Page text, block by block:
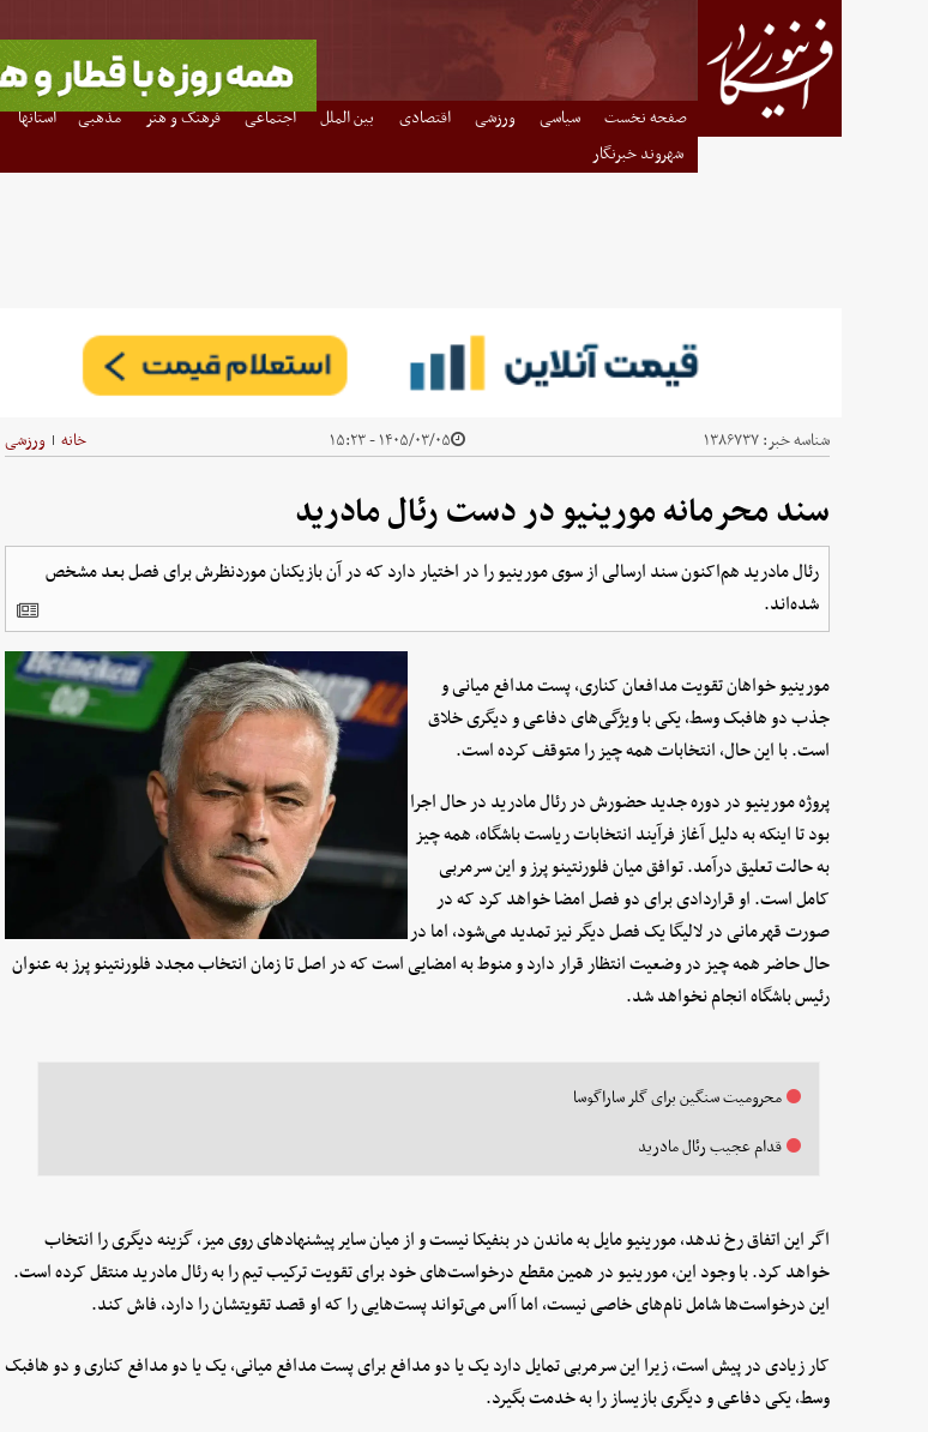
صفحه نخست سیاسی ورزشی اقتصادی بین الملل اجتماعی فرهنگ و هنر مذهبی استانها
شهروند خبرنگار
شناسه خبر:۱۳۸۶۷۳۷ ۱۴۰۵/۰۳/۰۵ - ۱۵:۲۳ خانه | ورزشی
سند محرمانه مورینیو در دست رئال مادرید
رئال مادرید هم‌اکنون سند ارسالی از سوی مورینیو را در اختیار دارد که در آن بازیکنان موردنظرش برای فصل بعد مشخص
شده‌اند.
مورینیو خواهان تقویت مدافعان کناری، پست مدافع میانی و
جذب دو هافبک وسط، یکی با ویژگی‌های دفاعی و دیگری خلاق
است. با این حال، انتخابات همه چیز را متوقف کرده است.
پروژه مورینیو در دوره جدید حضورش در رئال مادرید در حال اجرا
بود تا اینکه به دلیل آغاز فرآیند انتخابات ریاست باشگاه، همه چیز
به حالت تعلیق درآمد. توافق میان فلورنتینو پرز و این سرمربی
کامل است. او قراردادی برای دو فصل امضا خواهد کرد که در
صورت قهرمانی در لالیگا یک فصل دیگر نیز تمدید می‌شود، اما در
حال حاضر همه چیز در وضعیت انتظار قرار دارد و منوط به امضایی است که در اصل تا زمان انتخاب مجدد فلورنتینو پرز به عنوان
رئیس باشگاه انجام نخواهد شد.
محرومیت سنگین برای گلر ساراگوسا
قدام عجیب رئال مادرید
اگر این اتفاق رخ ندهد، مورینیو مایل به ماندن در بنفیکا نیست و از میان سایر پیشنهادهای روی میز، گزینه دیگری را انتخاب
خواهد کرد. با وجود این، مورینیو در همین مقطع درخواست‌های خود برای تقویت ترکیب تیم را به رئال مادرید منتقل کرده است.
این درخواست‌ها شامل نام‌های خاصی نیست، اما آاس می‌تواند پست‌هایی را که او قصد تقویتشان را دارد، فاش کند.
کار زیادی در پیش است، زیرا این سرمربی تمایل دارد یک یا دو مدافع برای پست مدافع میانی، یک یا دو مدافع کناری و دو هافبک
وسط، یکی دفاعی و دیگری بازیساز را به خدمت بگیرد.